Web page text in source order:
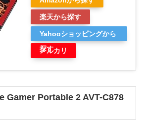
楽天から探す
Yahooショッピングから
探す
メルカリ
Gamer Portable 2 AVT-C878